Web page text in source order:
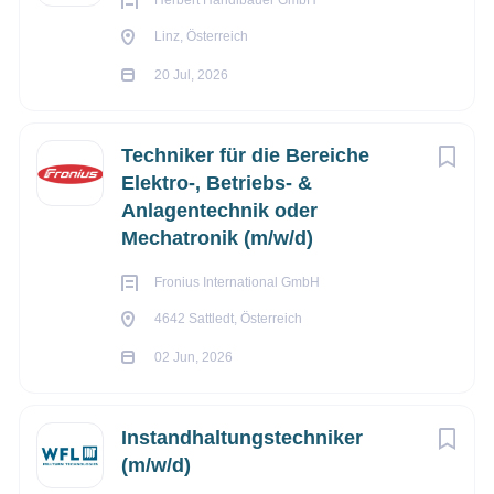
Linz, Österreich
20 Jul, 2026
Techniker für die Bereiche
Elektro-, Betriebs- &
Anlagentechnik oder
Mechatronik (m/w/d)
Fronius International GmbH
4642 Sattledt, Österreich
02 Jun, 2026
Instandhaltungstechniker
(m/w/d)
Respektvolles Miteinander bedeutet für uns zuzuhören und
Unsere Mitarbeiter vereint eines: Sie sind über die Maßen
hinaus engagiert. Das zeigt sich in Höchstleistungen wie
Lernen wie wir es verstehen, ist die Bereitschaft sich für Neues